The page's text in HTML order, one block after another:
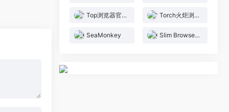
Top浏览器官网 Torch火炬浏览器
SeaMonkey Slim Browser浏览器